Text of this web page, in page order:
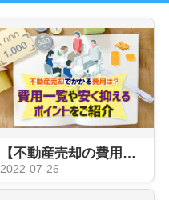
【不動産売却の費用】費用一覧や安く抑える方法を解説
2022-07-26